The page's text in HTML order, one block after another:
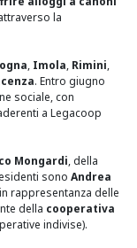
la
, Imola, Rimini,
. Entro giugno
sociale, con
a Legacoop
Mongardi, della
sono Andrea
rappresentanza delle
della cooperativa
indivise).